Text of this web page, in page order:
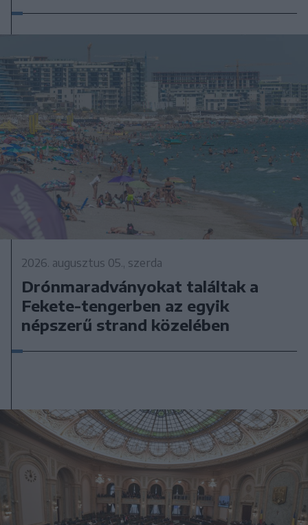
2026. augusztus 05., szerda
Drónmaradványokat találtak a
Fekete-tengerben az egyik
népszerű strand közelében